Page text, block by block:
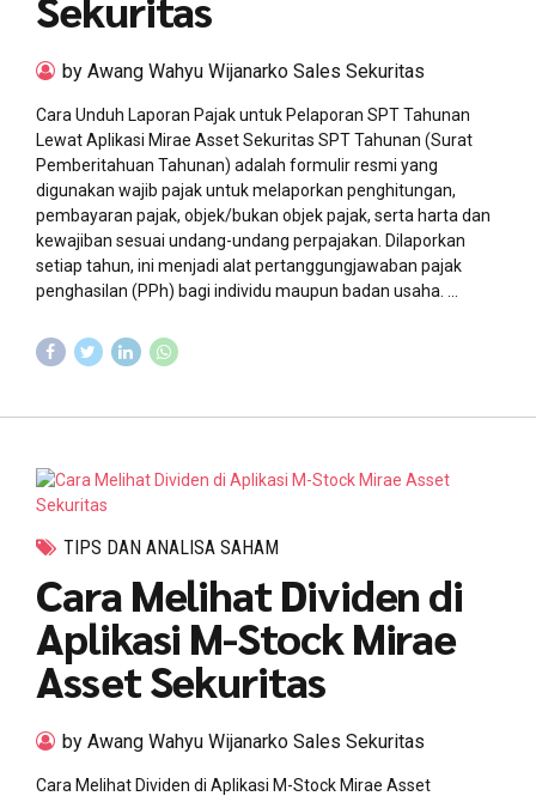
by Awang Wahyu Wijanarko Sales Sekuritas
Cara Unduh Laporan Pajak untuk Pelaporan SPT Tahunan
Lewat Aplikasi Mirae Asset Sekuritas SPT Tahunan (Surat
Pemberitahuan Tahunan) adalah formulir resmi yang
digunakan wajib pajak untuk melaporkan penghitungan,
pembayaran pajak, objek/bukan objek pajak, serta harta dan
kewajiban sesuai undang-undang perpajakan. Dilaporkan
setiap tahun, ini menjadi alat pertanggungjawaban pajak
penghasilan (PPh) bagi individu maupun badan usaha. ...
TIPS DAN ANALISA SAHAM
Cara Melihat Dividen di
Aplikasi M-Stock Mirae
Asset Sekuritas
by Awang Wahyu Wijanarko Sales Sekuritas
Cara Melihat Dividen di Aplikasi M-Stock Mirae Asset